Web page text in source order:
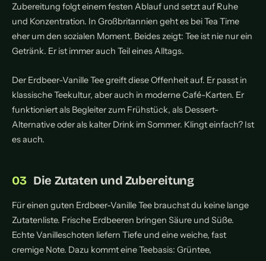
Zubereitung folgt einem festen Ablauf und setzt auf Ruhe
und Konzentration. In Großbritannien geht es bei Tea Time
eher um den sozialen Moment. Beides zeigt: Tee ist nie nur ein
Getränk. Er ist immer auch Teil eines Alltags.
Der Erdbeer-Vanille Tee greift diese Offenheit auf. Er passt in
klassische Teekultur, aber auch in moderne Café-Karten. Er
funktioniert als Begleiter zum Frühstück, als Dessert-
Alternative oder als kalter Drink im Sommer. Klingt einfach? Ist
es auch.
Die Zutaten und Zubereitung
Für einen guten Erdbeer-Vanille Tee brauchst du keine lange
Zutatenliste. Frische Erdbeeren bringen Säure und Süße.
Echte Vanilleschoten liefern Tiefe und eine weiche, fast
cremige Note. Dazu kommt eine Teebasis: Grüntee,